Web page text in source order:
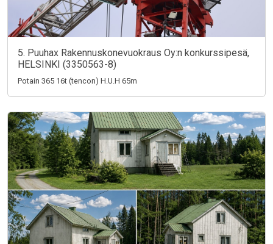
5. Puuhax Rakennuskonevuokraus Oy:n konkurssipesä,
HELSINKI (3350563-8)
Potain 365 16t (tencon) H.U.H 65m